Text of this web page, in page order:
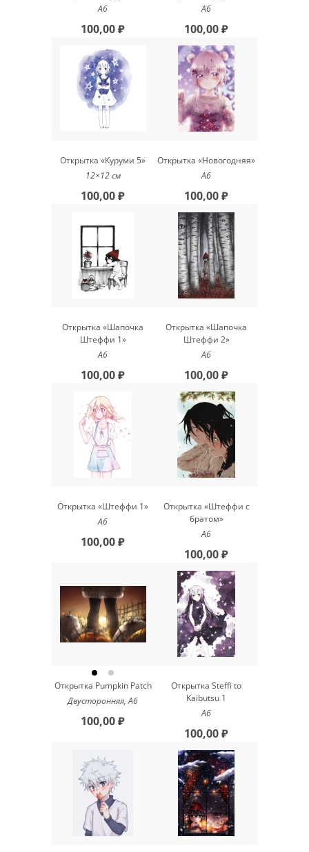
А6
100,00 ₽
А6
100,00 ₽
Открытка «Куруми 5»
12×12 см
100,00 ₽
Открытка «Новогодняя»
А6
100,00 ₽
Открытка «Шапочка
Штеффи 1»
А6
100,00 ₽
Открытка «Шапочка
Штеффи 2»
А6
100,00 ₽
Открытка «Штеффи 1»
А6
100,00 ₽
Открытка «Штеффи с
братом»
А6
100,00 ₽
Открытка Pumpkin Patch
Двусторонняя, А6
100,00 ₽
Открытка Steffi to
Kaibutsu 1
А6
100,00 ₽